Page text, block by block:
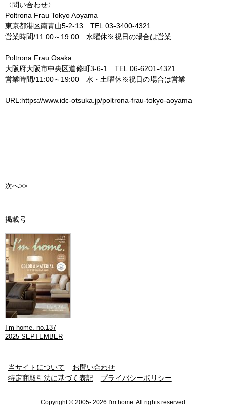
〈問い合わせ〉
Poltrona Frau Tokyo Aoyama
東京都港区南青山5-2-13 TEL.03-3400-4321
営業時間/11:00～19:00 水曜休※祝日の場合は営業
Poltrona Frau Osaka
大阪府大阪市中央区道修町3-6-1 TEL.06-6201-4321
営業時間/11:00～19:00 水・土曜休※祝日の場合は営業
URL:https://www.idc-otsuka.jp/poltrona-frau-tokyo-aoyama
次へ>>
掲載号
I’m home. no.137
2025 SEPTEMBER
当サイトについて
お問い合わせ
特定商取引法に基づく表記
プライバシーポリシー
Copyright © 2005- 2026 I'm home. All rights reserved.